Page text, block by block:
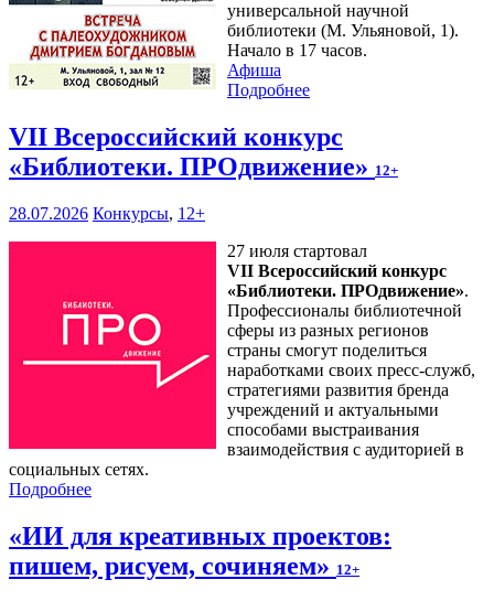
универсальной научной
библиотеки (М. Ульяновой, 1).
Начало в 17 часов.
Афиша
Подробнее
VII Всероссийский конкурс
«Библиотеки. ПРОдвижение» 12+
28.07.2026 Конкурсы, 12+
27 июля стартовал
VII Всероссийский конкурс
«Библиотеки. ПРОдвижение».
Профессионалы библиотечной
сферы из разных регионов
страны смогут поделиться
наработками своих пресс-служб,
стратегиями развития бренда
учреждений и актуальными
способами выстраивания
взаимодействия с аудиторией в
социальных сетях.
Подробнее
«ИИ для креативных проектов:
пишем, рисуем, сочиняем» 12+